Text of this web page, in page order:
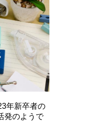
年新卒者の
発のようで